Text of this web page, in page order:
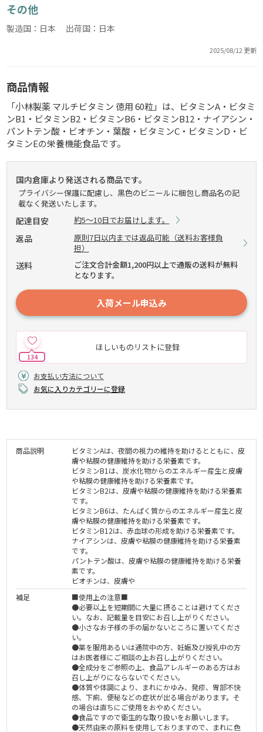
その他
製造国：日本 出荷国：日本
2025/08/12 更新
商品情報
「小林製薬 マルチビタミン 徳用 60粒」は、ビタミンA・ビタミ
ンB1・ビタミンB2・ビタミンB6・ビタミンB12・ナイアシン・
パントテン酸・ビオチン・葉酸・ビタミンC・ビタミンD・ビ
タミンEの栄養機能食品です。
国内倉庫より発送される商品です。
プライバシー保護に配慮し、黒色のビニールに梱包し商品名の記
載なく発送いたします。
配達目安 約5～10日でお届けします。
返品
原則7日以内までは返品可能（送料お客様負
担）
送料
ご注文合計金額1,200円以上で通販の送料が無料
となります。
入荷メール申込み
ほしいものリストに登録
134
お支払い方法について
お気に入りカテゴリーに登録
商品説明
ビタミンAは、夜間の視力の維持を助けるとともに、皮
膚や粘膜の健康維持を助ける栄養素です。
ビタミンB1は、炭水化物からのエネルギー産生と皮膚
や粘膜の健康維持を助ける栄養素です。
ビタミンB2は、皮膚や粘膜の健康維持を助ける栄養素
です。
ビタミンB6は、たんぱく質からのエネルギー産生と皮
膚や粘膜の健康維持を助ける栄養素です。
ビタミンB12は、赤血球の形成を助ける栄養素です。
ナイアシンは、皮膚や粘膜の健康維持を助ける栄養素
です。
パントテン酸は、皮膚や粘膜の健康維持を助ける栄養
素です。
ビオチンは、皮膚や
補足
■使用上の注意■
●必要以上を短期間に大量に摂ることは避けてくださ
い。なお、記載量を目安にお召し上がりください。
●小さなお子様の手の届かないところに置いてくださ
い。
●薬を服用あるいは通院中の方、妊娠及び授乳中の方
はお医者様にご相談の上お召し上がりください。
●全成分をご参照の上、食品アレルギーのある方はお
召し上がりにならないでください。
●体質や体調により、まれにかゆみ、発疹、胃部不快
感、下痢、便秘などの症状が出る場合があります。そ
の場合は直ちにご使用をおやめください。
●食品ですので衛生的な取り扱いをお願いします。
●天然由来の原料を使用しておりますので、まれに色